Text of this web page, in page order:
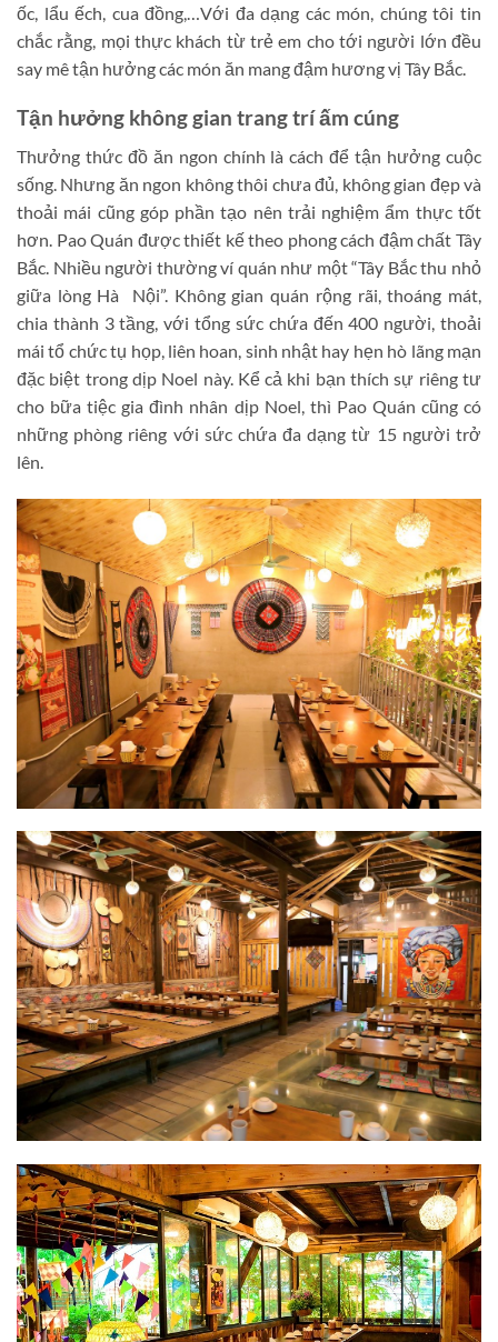
ốc, lẩu ếch, cua đồng,…Với đa dạng các món, chúng tôi tin
chắc rằng, mọi thực khách từ trẻ em cho tới người lớn đều
say mê tận hưởng các món ăn mang đậm hương vị Tây Bắc.
Tận hưởng không gian trang trí ấm cúng
Thưởng thức đồ ăn ngon chính là cách để tận hưởng cuộc
sống. Nhưng ăn ngon không thôi chưa đủ, không gian đẹp và
thoải mái cũng góp phần tạo nên trải nghiệm ẩm thực tốt
hơn. Pao Quán được thiết kế theo phong cách đậm chất Tây
Bắc. Nhiều người thường ví quán như một “Tây Bắc thu nhỏ
giữa lòng Hà Nội”. Không gian quán rộng rãi, thoáng mát,
chia thành 3 tầng, với tổng sức chứa đến 400 người, thoải
mái tổ chức tụ họp, liên hoan, sinh nhật hay hẹn hò lãng mạn
đặc biệt trong dịp Noel này. Kể cả khi bạn thích sự riêng tư
cho bữa tiệc gia đình nhân dịp Noel, thì Pao Quán cũng có
những phòng riêng với sức chứa đa dạng từ 15 người trở
lên.